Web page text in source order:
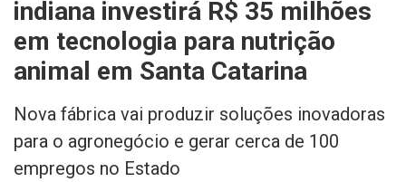
indiana investirá R$ 35 milhões
em tecnologia para nutrição
animal em Santa Catarina
Nova fábrica vai produzir soluções inovadoras
para o agronegócio e gerar cerca de 100
empregos no Estado